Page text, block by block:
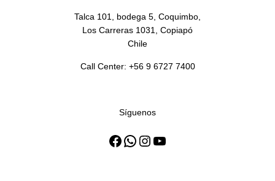
Talca 101, bodega 5, Coquimbo,
Los Carreras 1031, Copiapó
Chile
Call Center: +56 9 6727 7400
Síguenos
Facebook WhatsApp Instagram YouTube